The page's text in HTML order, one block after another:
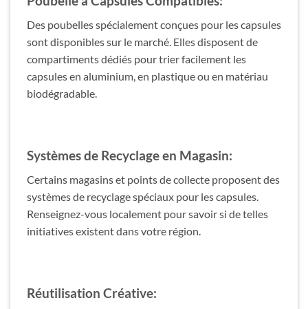
Des poubelles spécialement conçues pour les capsules
sont disponibles sur le marché. Elles disposent de
compartiments dédiés pour trier facilement les
capsules en aluminium, en plastique ou en matériau
biodégradable.
Systèmes de Recyclage en Magasin:
Certains magasins et points de collecte proposent des
systèmes de recyclage spéciaux pour les capsules.
Renseignez-vous localement pour savoir si de telles
initiatives existent dans votre région.
Réutilisation Créative: